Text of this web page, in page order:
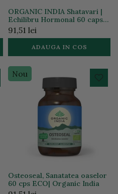
ORGANIC INDIA Shatavari |
Echilibru Hormonal 60 caps
*BIO
91,51 lei
ADAUGA IN COS
Nou
Osteoseal, Sanatatea oaselor
60 cps ECO| Organic India